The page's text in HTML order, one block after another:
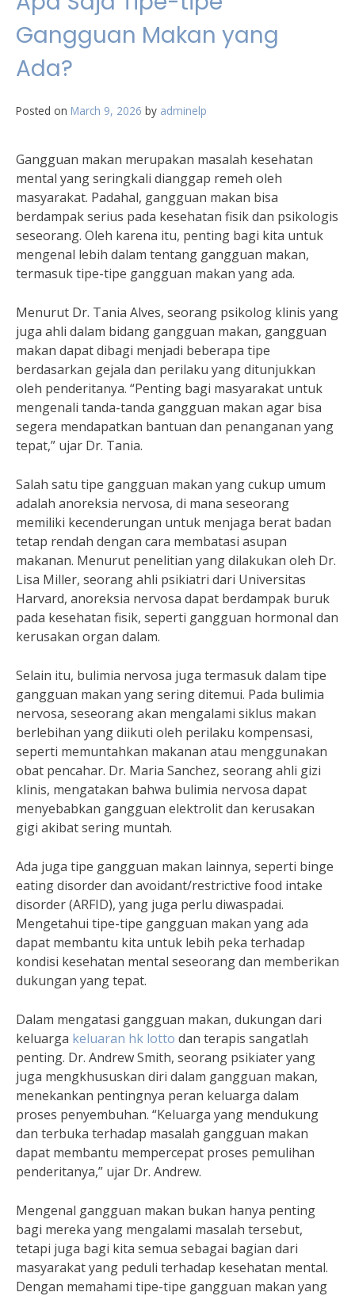
Gangguan Makan yang
Ada?
Posted on March 9, 2026 by adminelp
Gangguan makan merupakan masalah kesehatan
mental yang seringkali dianggap remeh oleh
masyarakat. Padahal, gangguan makan bisa
berdampak serius pada kesehatan fisik dan psikologis
seseorang. Oleh karena itu, penting bagi kita untuk
mengenal lebih dalam tentang gangguan makan,
termasuk tipe-tipe gangguan makan yang ada.
Menurut Dr. Tania Alves, seorang psikolog klinis yang
juga ahli dalam bidang gangguan makan, gangguan
makan dapat dibagi menjadi beberapa tipe
berdasarkan gejala dan perilaku yang ditunjukkan
oleh penderitanya. “Penting bagi masyarakat untuk
mengenali tanda-tanda gangguan makan agar bisa
segera mendapatkan bantuan dan penanganan yang
tepat,” ujar Dr. Tania.
Salah satu tipe gangguan makan yang cukup umum
adalah anoreksia nervosa, di mana seseorang
memiliki kecenderungan untuk menjaga berat badan
tetap rendah dengan cara membatasi asupan
makanan. Menurut penelitian yang dilakukan oleh Dr.
Lisa Miller, seorang ahli psikiatri dari Universitas
Harvard, anoreksia nervosa dapat berdampak buruk
pada kesehatan fisik, seperti gangguan hormonal dan
kerusakan organ dalam.
Selain itu, bulimia nervosa juga termasuk dalam tipe
gangguan makan yang sering ditemui. Pada bulimia
nervosa, seseorang akan mengalami siklus makan
berlebihan yang diikuti oleh perilaku kompensasi,
seperti memuntahkan makanan atau menggunakan
obat pencahar. Dr. Maria Sanchez, seorang ahli gizi
klinis, mengatakan bahwa bulimia nervosa dapat
menyebabkan gangguan elektrolit dan kerusakan
gigi akibat sering muntah.
Ada juga tipe gangguan makan lainnya, seperti binge
eating disorder dan avoidant/restrictive food intake
disorder (ARFID), yang juga perlu diwaspadai.
Mengetahui tipe-tipe gangguan makan yang ada
dapat membantu kita untuk lebih peka terhadap
kondisi kesehatan mental seseorang dan memberikan
dukungan yang tepat.
Dalam mengatasi gangguan makan, dukungan dari
keluarga keluaran hk lotto dan terapis sangatlah
penting. Dr. Andrew Smith, seorang psikiater yang
juga mengkhususkan diri dalam gangguan makan,
menekankan pentingnya peran keluarga dalam
proses penyembuhan. “Keluarga yang mendukung
dan terbuka terhadap masalah gangguan makan
dapat membantu mempercepat proses pemulihan
penderitanya,” ujar Dr. Andrew.
Mengenal gangguan makan bukan hanya penting
bagi mereka yang mengalami masalah tersebut,
tetapi juga bagi kita semua sebagai bagian dari
masyarakat yang peduli terhadap kesehatan mental.
Dengan memahami tipe-tipe gangguan makan yang